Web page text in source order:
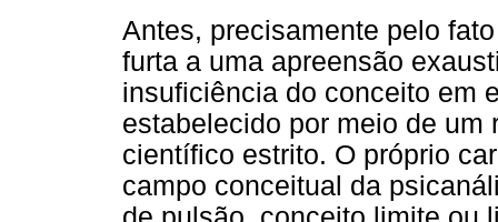
Antes, precisamente pelo
furta a uma apreensão
insuficiência do conceito em
estabelecido por meio de um
científico estrito. O próprio
campo conceitual da